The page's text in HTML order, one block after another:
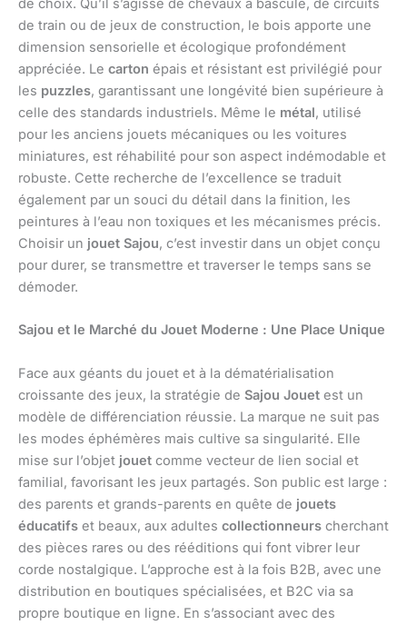
de choix. Qu’il s’agisse de chevaux à bascule, de circuits
de train ou de jeux de construction, le bois apporte une
dimension sensorielle et écologique profondément
appréciée. Le carton épais et résistant est privilégié pour
les puzzles, garantissant une longévité bien supérieure à
celle des standards industriels. Même le métal, utilisé
pour les anciens jouets mécaniques ou les voitures
miniatures, est réhabilité pour son aspect indémodable et
robuste. Cette recherche de l’excellence se traduit
également par un souci du détail dans la finition, les
peintures à l’eau non toxiques et les mécanismes précis.
Choisir un jouet Sajou, c’est investir dans un objet conçu
pour durer, se transmettre et traverser le temps sans se
démoder.
Sajou et le Marché du Jouet Moderne : Une Place Unique
Face aux géants du jouet et à la dématérialisation
croissante des jeux, la stratégie de Sajou Jouet est un
modèle de différenciation réussie. La marque ne suit pas
les modes éphémères mais cultive sa singularité. Elle
mise sur l’objet jouet comme vecteur de lien social et
familial, favorisant les jeux partagés. Son public est large :
des parents et grands-parents en quête de jouets
éducatifs et beaux, aux adultes collectionneurs cherchant
des pièces rares ou des rééditions qui font vibrer leur
corde nostalgique. L’approche est à la fois B2B, avec une
distribution en boutiques spécialisées, et B2C via sa
propre boutique en ligne. En s’associant avec des